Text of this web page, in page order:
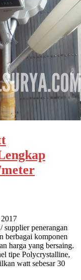
supplier penerangan
berbagai komponen
harga yang bersaing.
tipe Polycrystalline,
watt sebesar 30